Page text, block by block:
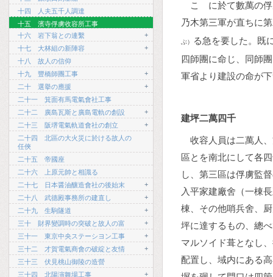
十四 人夫五千人調達
十五 濱寺俘虜收容所工事
十六 岩下翁との連繫
+
十七 大林組の新陣容
+
十八 故人の信仰
十九 豐橋師團工事
+
二十 選擧の應援
+
二十一 箕面有馬電氣會社工事
二十二 廣島瓦斯と廣島電軌の創設
+
二十三 阪堺電氣軌道會社の創立
+
二十四 北區の大火災に於ける故人の
任俠
二十五 帝國座
二十六 上原元帥と相識る
二十七 日本醤油釀造會社の後始末
+
二十八 武德殿事務所の建直し
+
二十九 生駒隧道
+
三十 財界變調時の突破と故人の富
+
三十一 東京中央ステーシヨン工事
+
三十二 才賀電氣商會の破綻と友情
+
三十三 伏見桃山御陵の造營
三十四 北陽演舞場工事
+
こゝに於て數萬の
乃木第三軍が直ちに
ぶ）
る急を要した。既
四師團に命じ、同師
軍省より建設の命が
建坪二萬四千
收容人員は二萬人
區とを南北にして各
し、第三區は俘虜監
入平家建廠舍（一棟
棟、その他哨兵舍、
坪に達するもの、總
マルソイド葺となし
配置し、域内にある